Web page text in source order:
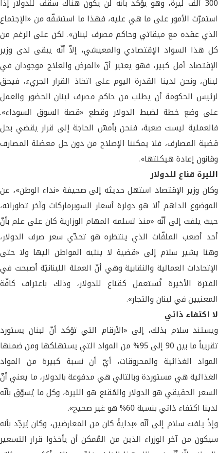
300 ألف ليرة، وهو يؤكّد بأنّه لن يكون هناك سقف للدولار إذا
استمرّت الأمور على ما هي عليه، فهذا ما استشفّه من «الإجتماع
الذي عقده مع ميقاتي وحاكم مصرف لبنان». لكن على الرغم من
كل هذا السواد الإقتصادي والمعيشي، إلاّ أنّه يبقى لدى وزير
الإقتصاد أمل كبير، فهو يعتبر أنّ «المرض والعلاج موجودان في
لبنان، ونحن لدينا القدرة اليوم على اتخاذ القرار الجريء، فيحق
لرئيس الحكومة أن يطلب من حاكم مصرف لبنان الحضور والعمل
على وضع خطة لضبط الدولار وقطع «قصة السوق السوداء».
فالعملية ليست صعبة، فنحن بأمسّ الحاجة إلى قرار يقضي بحل
قضية المصارف، فلا يمكننا الإصلاح من دون حل معضلة المصارف
وقانون إعادة هيكلتها».
الليرة قناع للدولار
وكان وزير الإقتصاد استهل حديثه إلى صحيفة «نداء الوطن»، عن
الموضوع الداهم ألا هو دولرة أسعار السوبرماركات وآخر تطوراته،
حيث يلفت إلى أنّه «منذ تسلمه المهام الوزارية كان على علم بأنّ
أحد أصعب الملفّات الذي ينتظره هو تحدّي سعر صرف الدولار،
وهنا يشير سلام إلى «قضية لا ينتبه المواطن اليها ولا حتى
الإتحادات العمالية والنقابية وهي أنّ العملة اللبنانيّة أصبحت في
الفترة الأخيرة تُستعمل كقناع للدولار، وذلك باعتراف كافّة
المعنيين في لبنان والتجار».
لا اكتفاء ذاتي
ويستند سلام بذلك، إلى «الأرقام التي تؤكد أنّ لبنان يستورد
تقريباً ما بين 90 إلى 95% من المواد التي يستهلكها ومن ضمنها
المواد الغذائية والمحروقات، أيّ أن نسبة كبيرة من المواد
الغذائية هي مستوردة وبالتالي هي مدفوعة بالدولار، ما يعني أنّ
السعر الحقيقي هو الدولار والمُقنع هو الليرة، وكل ما يُسوّق بأنّه
لدينا اكتفاء ذاتي بنسبة 60% هو غير صحيح».
وإذْ يلفت سلام إلى أنّه «بدايةً كان من المعارضين، وكان يُردِّد بأنه
سيكون من آخر الوزراء الذين من المُمكن أن يأخذوا قرار التسعير